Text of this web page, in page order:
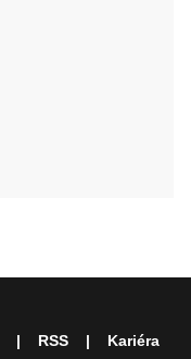
RSS Kariéra